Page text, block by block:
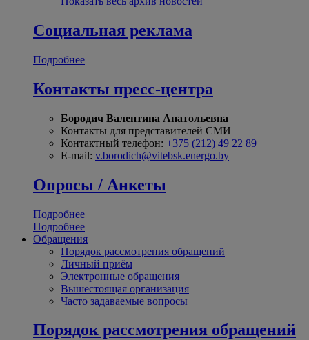
Социальная реклама
Подробнее
Контакты пресс-центра
Бородич Валентина Анатольевна
Контакты для представителей СМИ
Контактный телефон: +375 (212) 49 22 89
E-mail: v.borodich@vitebsk.energo.by
Опросы / Анкеты
Подробнее
Подробнее
Обращения
Порядок рассмотрения обращений
Личный приём
Электронные обращения
Вышестоящая организация
Часто задаваемые вопросы
Порядок рассмотрения обращений